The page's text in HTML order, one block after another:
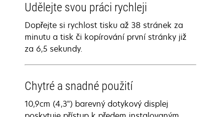
Udělejte svou práci rychleji
Dopřejte si rychlost tisku až 38 stránek za
minutu a tisk či kopírování první stránky již
za 6,5 sekundy.
Chytré a snadné použití
10,9cm (4,3") barevný dotykový displej